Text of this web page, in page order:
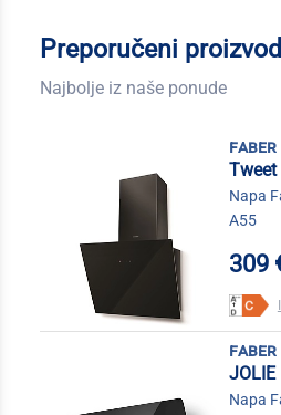
Preporučeni
Najbolje iz naše ponude
faber
Tweet
Napa
A55
309
faber
JOLIE
Napa